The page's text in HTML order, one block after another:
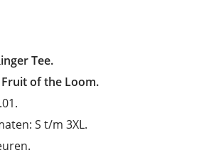
Tee.
of the Loom.
S t/m 3XL.